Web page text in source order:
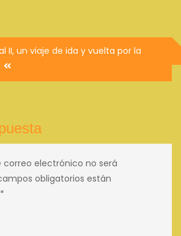
II, un viaje de ida y vuelta por la
correo electrónico no será
obligatorios están
*